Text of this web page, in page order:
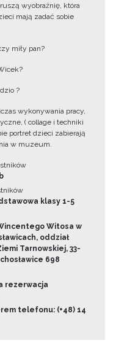
wyobraźnię, która
mają zadać sobie
miły pan?
?
wykonywania pracy,
( collage i techniki
portret dzieci zabierają
w muzeum.
klasy 1-5
Witosa w
oddział
Tarnowskiej, 33-
698
rezerwacja
telefonu: (+48) 14